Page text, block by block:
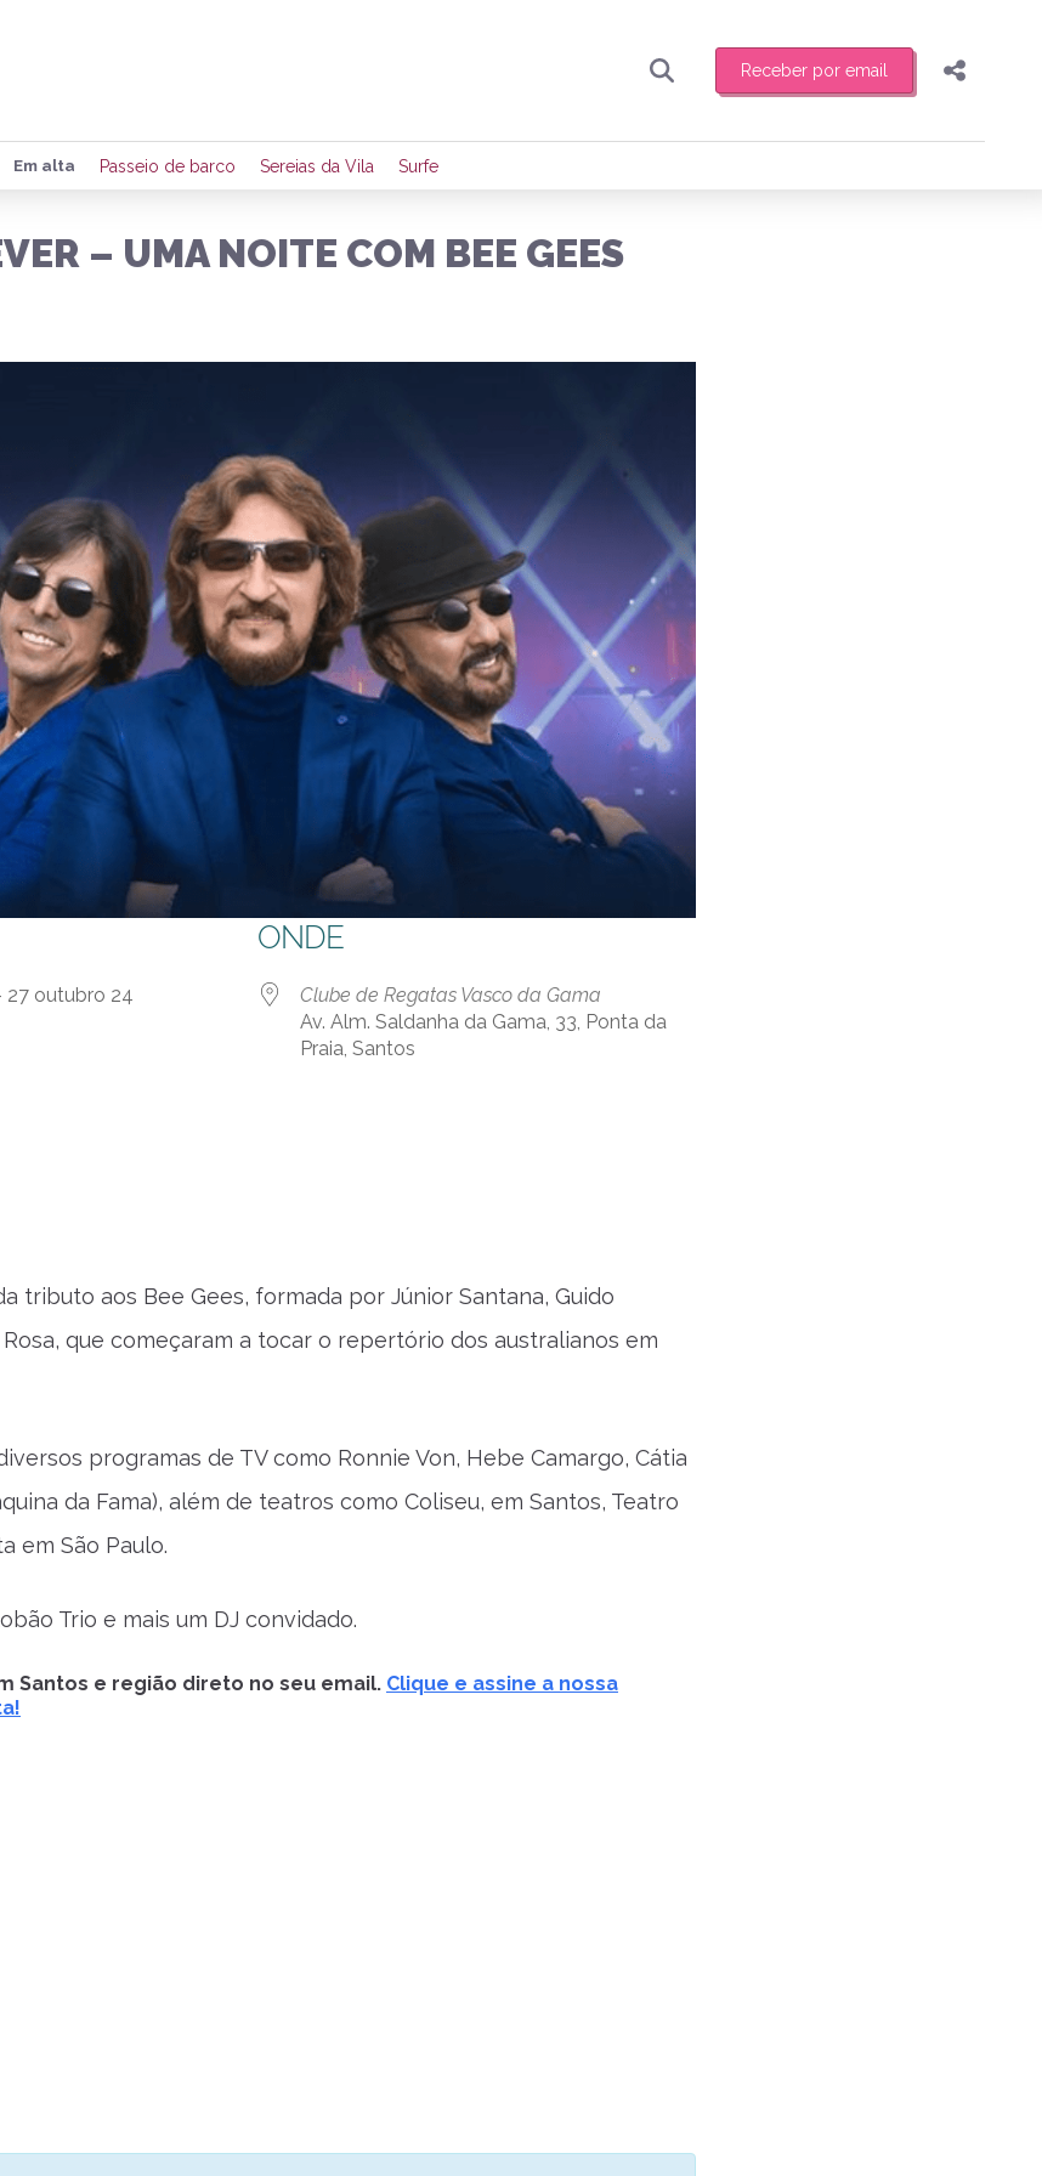
Receber por email
Preencha seus dados para receber toda sexta-feira de manhã o resumo
de eventos e notícias da região.
Compartilhar
Em alta Passeio de barco Sereias da Vila Surfe
– UMA NOITE COM BEE GEES
27 outubro 24
ONDE
Clube de Regatas Vasco da Gama
Av. Alm. Saldanha da Gama, 33, Ponta da
Praia, Santos
tributo aos Bee Gees, formada por Júnior Santana, Guido
que começaram a tocar o repertório dos australianos em
programas de TV como Ronnie Von, Hebe Camargo, Cátia
da Fama), além de teatros como Coliseu, em Santos, Teatro
em São Paulo.
Trio e mais um DJ convidado.
Santos e região direto no seu email. Clique e assine a nossa